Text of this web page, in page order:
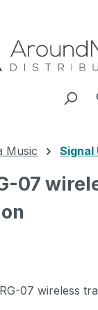
Music Signal
07